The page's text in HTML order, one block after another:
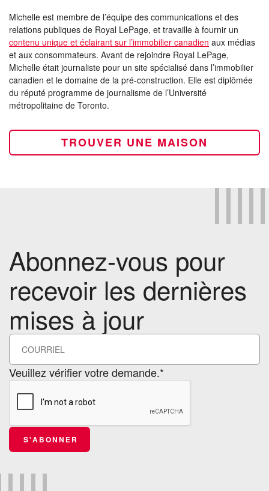
Michelle est membre de l’équipe des communications et des
relations publiques de Royal LePage, et travaille à fournir un
contenu unique et éclairant sur l’immobilier canadien aux médias
et aux consommateurs. Avant de rejoindre Royal LePage,
Michelle était journaliste pour un site spécialisé dans l’immobilier
canadien et le domaine de la pré-construction. Elle est diplômée
du réputé programme de journalisme de l’Université
métropolitaine de Toronto.
TROUVER UNE MAISON
Abonnez-vous pour
recevoir les dernières
mises à jour
Veuillez vérifier votre demande.*
S'ABONNER